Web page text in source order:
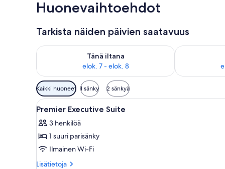
Huonevaihtoehdot
Tarkista näiden päivien saatavuus
Tänä iltana
elok. 7 - elok. 8
Tarkista tämän illan saatavuus elok. 7 - elok. 8
Tarkista
Huoneille
saatavilla
olevia
Kaikki huoneet 1 sänky 2 sänkyä
Avaa
kaikki
huonetyypin
Premier
Executive
Suite
Hotellihuone, jossa on suuri
7
Premier Executive Suite
3 henkilöä
1 suuri parisänky
Ilmainen Wi-Fi
Lisätietoja
Lisätietoja